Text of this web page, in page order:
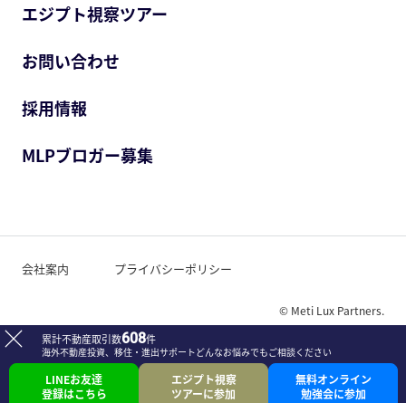
エジプト視察ツアー
お問い合わせ
採用情報
MLPブロガー募集
会社案内 プライバシーポリシー
© Meti Lux Partners.
累計不動産取引数608件
海外不動産投資、移住・進出サポートどんなお悩みでもご相談ください
LINEお友達
登録はこちら
エジプト視察
ツアーに参加
無料オンライン
勉強会に参加